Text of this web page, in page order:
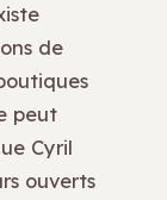
de
peut
Cyril
ouverts